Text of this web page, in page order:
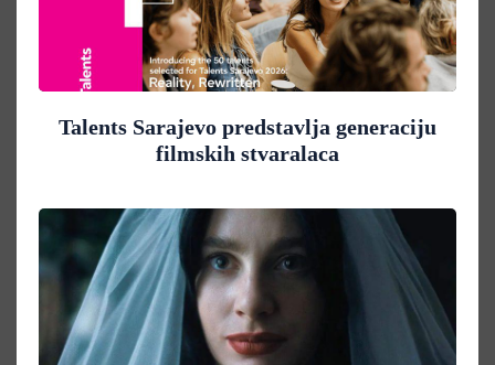
Talents Sarajevo predstavlja generaciju
filmskih stvaralaca